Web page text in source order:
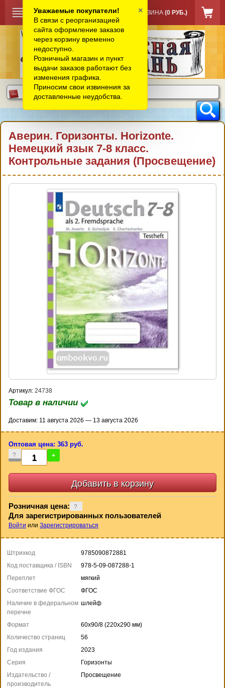
КОРЗИНА (0 РУБ.)
Аверин. Горизонты. Horizonte.
Немецкий язык 7-8 класс.
Контрольные задания (Просвещение)
Артикул: 24738
Товар в наличии
Доставим: 11 августа 2026 — 13 августа 2026
Оптовая цена: 363 руб.
- +
Розничная цена:
Для зарегистрированных пользователей
Войти или Зарегистрироваться
Штрихкод
9785090872881
Код поставщика / ISBN
978-5-09-087288-1
Переплет
мягкий
Соответствие ФГОС
ФГОС
Наличие в федеральном
перечне
шлейф
Формат
60x90/8 (220x290 мм)
Количество страниц
56
Год издания
2023
Серия
Горизонты
Издательство /
производитель
Просвещение
Уважаемые покупатели!
В связи с реорганизацией
сайта оформление заказов
через корзину временно
недоступно.
Розничный магазин и пункт
выдачи заказов работают без
изменения графика.
Приносим свои извинения за
доставленные неудобства.
×